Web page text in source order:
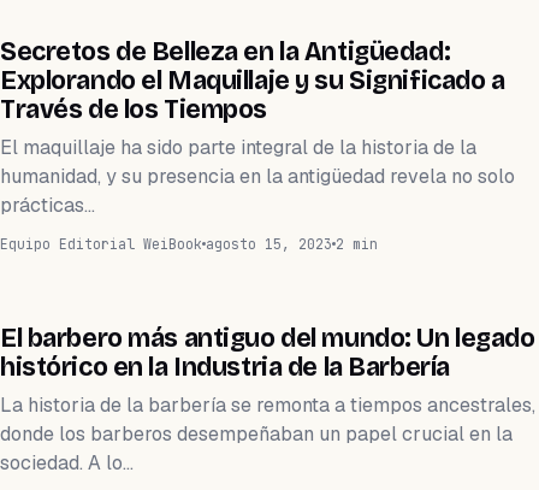
BELLEZA
Secretos de Belleza en la Antigüedad:
Explorando el Maquillaje y su Significado a
Través de los Tiempos
El maquillaje ha sido parte integral de la historia de la
humanidad, y su presencia en la antigüedad revela no solo
prácticas…
Equipo Editorial WeiBook agosto 15, 2023 2 min
BARBERÍA
El barbero más antiguo del mundo: Un legado
histórico en la Industria de la Barbería
La historia de la barbería se remonta a tiempos ancestrales,
donde los barberos desempeñaban un papel crucial en la
sociedad. A lo…